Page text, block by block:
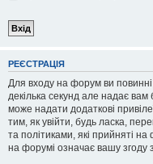
РЕЄСТРАЦІЯ
Для входу на форум ви
декілька секунд але надає
може надати додаткові
тим, як увійти, будь ласка,
та політиками, які прийняті
на форумі означає вашу згоду